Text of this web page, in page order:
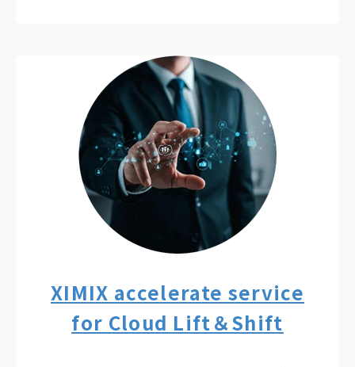
XIMIX accelerate service
for Cloud Lift＆Shift